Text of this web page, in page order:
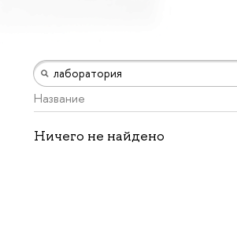
Название
Ничего не найдено